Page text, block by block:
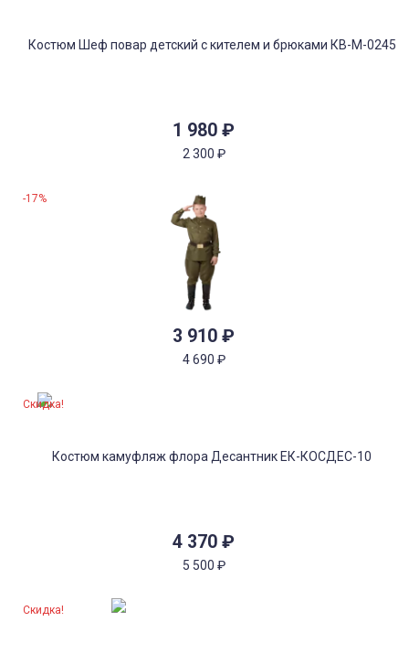
1 980 ₽
2 300 ₽
3 910 ₽
4 690 ₽
-17%
4 370 ₽
5 500 ₽
Скидка!
Скидка!